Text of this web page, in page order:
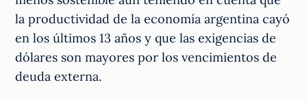
la productividad de la economía argentina cayó
en los últimos 13 años y que las exigencias de
dólares son mayores por los vencimientos de
deuda externa.